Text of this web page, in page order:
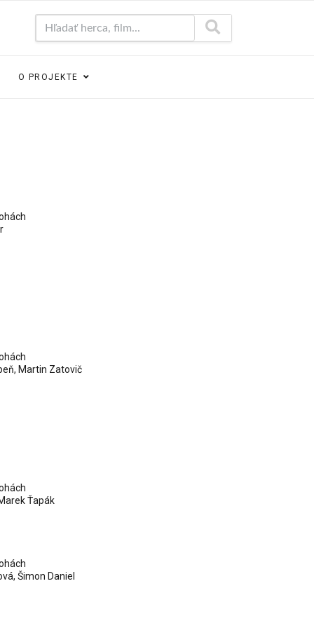
O PROJEKTE
, Martin Zatovič
Ťapák
, Šimon Daniel